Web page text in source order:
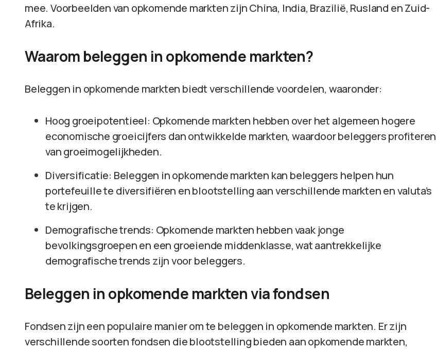
mee. Voorbeelden van opkomende markten zijn China, India, Brazilië, Rusland en Zuid-
Afrika.
Waarom beleggen in opkomende markten?
Beleggen in opkomende markten biedt verschillende voordelen, waaronder:
Hoog groeipotentieel: Opkomende markten hebben over het algemeen hogere
economische groeicijfers dan ontwikkelde markten, waardoor beleggers profiteren
van groeimogelijkheden.
Diversificatie: Beleggen in opkomende markten kan beleggers helpen hun
portefeuille te diversifiëren en blootstelling aan verschillende markten en valuta’s
te krijgen.
Demografische trends: Opkomende markten hebben vaak jonge
bevolkingsgroepen en een groeiende middenklasse, wat aantrekkelijke
demografische trends zijn voor beleggers.
Beleggen in opkomende markten via fondsen
Fondsen zijn een populaire manier om te beleggen in opkomende markten. Er zijn
verschillende soorten fondsen die blootstelling bieden aan opkomende markten,